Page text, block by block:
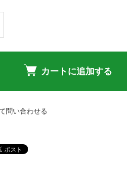
カートに追加する
問い合わせる